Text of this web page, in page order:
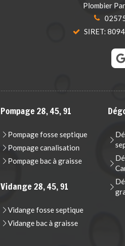
Plombier
SIRET:
Pompage 28, 45, 91
Pompage fosse septique
Pompage canalisation
Pompage bac à graisse
Vidange 28, 45, 91
Vidange fosse septique
Vidange bac à graisse